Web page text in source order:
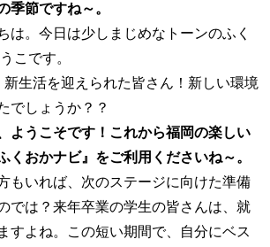
季節ですね～。
は。今日は少しまじめなトーンのふく
こです。
生活を迎えられた皆さん！新しい環境
でしょうか？？
ようこそです！これから福岡の楽しい
くおかナビ』をご利用くださいね～。
もいれば、次のステージに向けた準備
では？来年卒業の学生の皆さんは、就
すよね。この短い期間で、自分にベス